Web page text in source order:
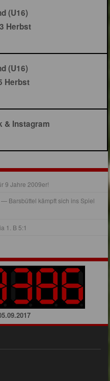
(U16)
Herbst
(U16)
Herbst
& Instagram
9 Jahre 2009er!
Barsbüttel kämpft sich ins Spiel
1. B 5:1